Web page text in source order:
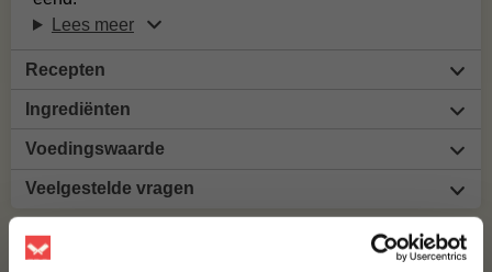
Lees meer
Recepten
Ingrediënten
Voedingswaarde
Veelgestelde vragen
MAAK JE VOORGEGAARDE EENDENBOUT COMPLEET!